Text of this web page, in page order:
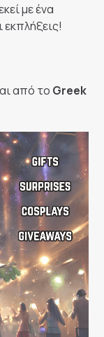
με ένα
από το Greek